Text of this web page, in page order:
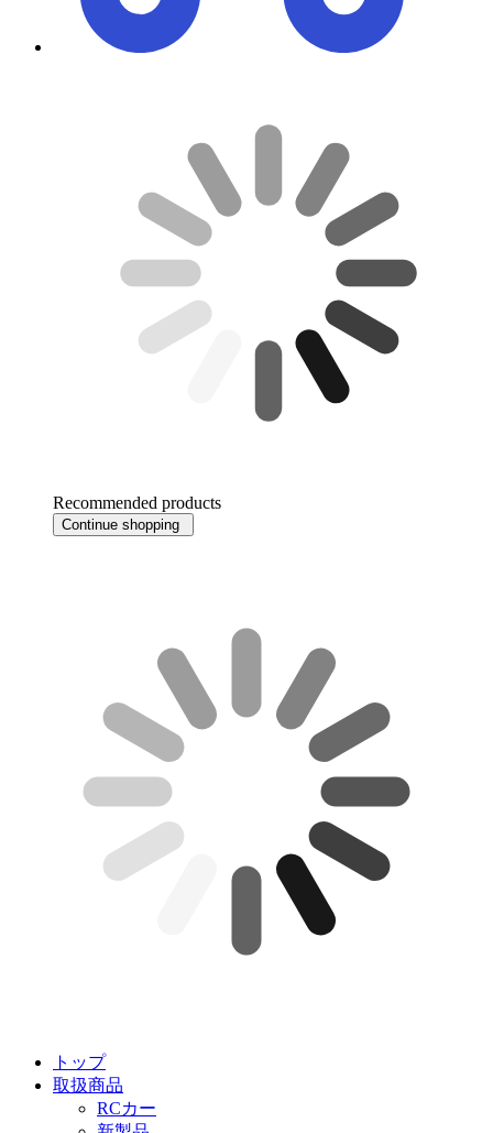
Recommended products
Continue shopping
トップ
取扱商品
RCカー